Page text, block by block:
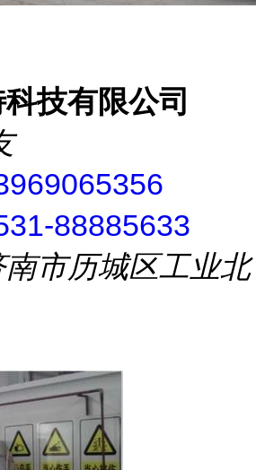
技有限公司
88885633
市历城区工业北